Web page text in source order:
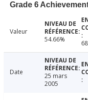
Grade 6
Valeur
54.66%
Date
25 mars
2005